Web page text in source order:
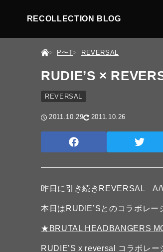
RECOLLECTION BLOG
P〜T REVERSAL
RUDIE’S ×
REVERSAL
2011.10.29 2011.10.26
昨日に引き続きREVERSAL A/
本日はRUDIE’Sとのコラボレ
★BRUTAL HEADBANGERS
RUDIE’S x reversal コラボレー